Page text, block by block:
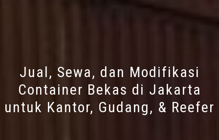
Jual, Sewa, dan Modifikasi
Container Bekas di Jakarta
untuk Kantor, Gudang, & Reefer